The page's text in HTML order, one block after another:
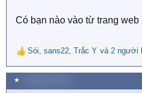
Có bạn nào vào từ trang
R
e
a
c
Sói sans22 Trắc Y và 2 người
★